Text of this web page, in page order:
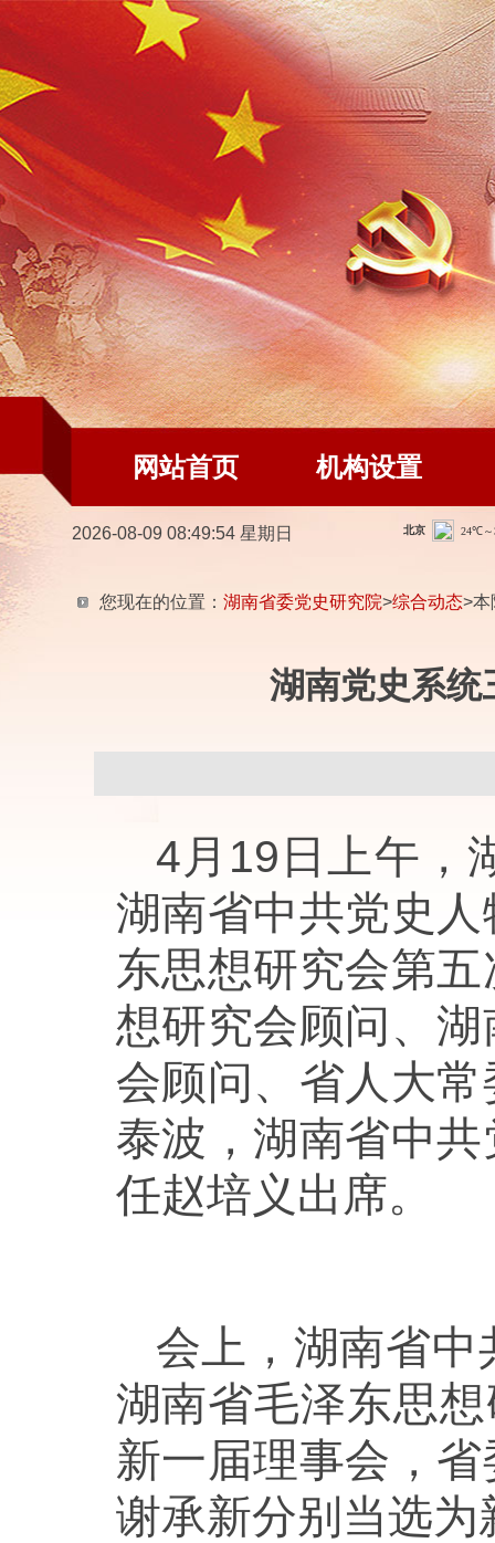
网站首页 机构设置
2026-08-09 08:49:55 星期日
您现在的位置： 湖南省委党史研究院>综合动态>本
湖南党史系统
4月19日上午，
湖南省中共党史
东思想研究会第
想研究会顾问、
会顾问、省人大
泰波，湖南省中
任赵培义出席。
会上，湖南省
湖南省毛泽东思
新一届理事会，
谢承新分别当选为